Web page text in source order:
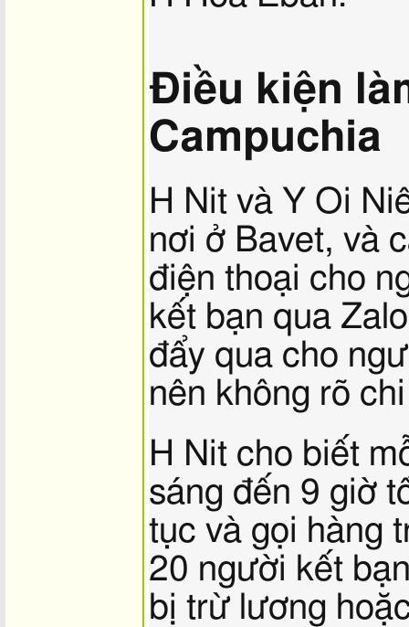
Điều kiện
Campuchia
H Nit và Y Oi
nơi ở Bavet, và
điện thoại cho
kết bạn qua
đẩy qua cho
nên không rõ
H Nit cho biết
sáng đến 9 giờ
tục và gọi hàng
20 người kết
bị trừ lương